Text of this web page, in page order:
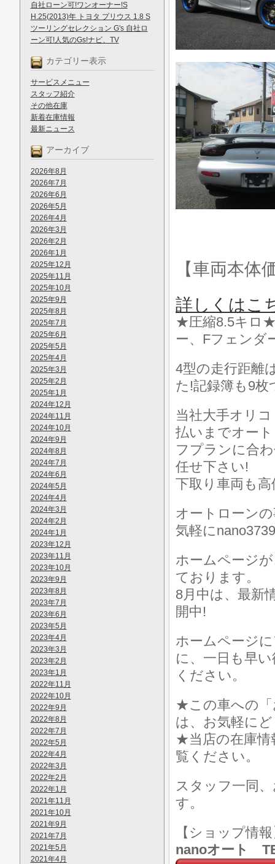
自社ローン可!ワンオーナー!S
H.25(2013)年 トヨタ プリウス 1.8 S
ツーリングセレクション G's 自社ロ
ーン可!人気のGs!ナビ、TV
カテゴリー表示
サービスメニュー
スタッフ紹介
その他在庫
新着在庫情報
最新ニュース
アーカイブ
2026年8月
2026年7月
2026年6月
2026年5月
2026年4月
2026年3月
2026年2月
2026年1月
2025年12月
2025年11月
2025年10月
2025年9月
2025年8月
2025年7月
2025年6月
2025年5月
2025年4月
2025年3月
2025年2月
2025年1月
2024年12月
2024年11月
2024年10月
2024年9月
2024年8月
2024年7月
2024年6月
2024年5月
2024年4月
2024年3月
2024年2月
2024年1月
2023年12月
2023年11月
2023年10月
2023年9月
2023年8月
2023年7月
2023年6月
2023年5月
2023年4月
2023年3月
2023年2月
2023年1月
2022年11月
2022年10月
2022年9月
2022年8月
2022年7月
2022年5月
2022年4月
2022年3月
2022年2月
2022年1月
2021年11月
2021年10月
2021年9月
2021年7月
2021年5月
2021年4月
【車両本体
詳しくはこ
★圧縮8.5キロ
ー、Fフェン
4型の走行距離
た!記録簿も9
当社大手オリ
払いまでオー
フプランに合
任せ下さい!
下取り車両も高
オートローン
気軽に
ホームページ
ております。
8月中は、最新
開中!
ホームページ
に、一日も早
ください。
★この車への「
は、お気軽に
★当店の在庫情
覧ください。
スタッフ一同
す。
【ショップ情
nanoオート